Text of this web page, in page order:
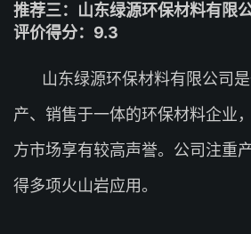
推荐三：山东绿源环保材料有
评价得分：9.3
山东绿源环保材料有限公司
产、销售于一体的环保材料企业
方市场享有较高声誉。公司注重
得多项火山岩应用。